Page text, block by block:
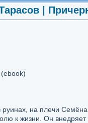
|
на плечи
к жизни. Он внедряет